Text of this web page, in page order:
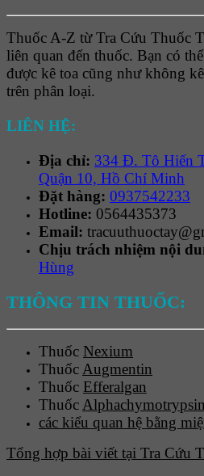
Thuốc A-Z từ Tra Cứu Thuốc
liên quan đến thuốc. Bạn có
được kê toa cũng như không
trên phân loại.
LIÊN HỆ:
Địa chỉ: 334 Đ. Tô Hiến
Quận 10, Hồ Chí Minh
Đặt hàng: 0937542233
Hotline: 0564435373
Email:
Chịu trách nhiệm nội
Hùng
THÔNG TIN THUỐC:
Thuốc Nexium
Thuốc Augmentin
Thuốc Efferalgan
Thuốc Alphachymotrypsin
các kiểu quan hệ bằng
Tổng hợp bài viết tại Tra Cứu